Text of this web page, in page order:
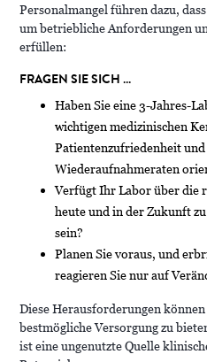
Personalmangel führen dazu,
um betriebliche Anforderungen
erfüllen:
FRAGEN SIE SICH …
Haben Sie eine 3-Jahres-
wichtigen medizinischen
Patientenzufriedenheit
Wiederaufnahmeraten
Verfügt Ihr Labor über die
heute und in der Zukunft
sein?
Planen Sie voraus, und
reagieren Sie nur auf
Diese Herausforderungen
bestmögliche Versorgung zu
ist eine ungenutzte Quelle